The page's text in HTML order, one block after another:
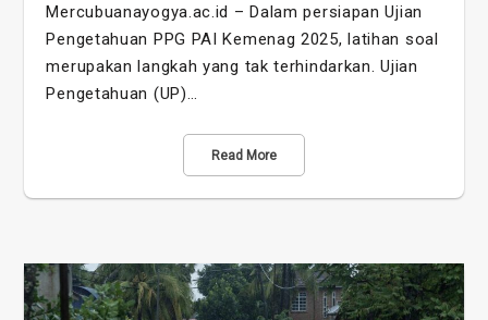
Mercubuanayogya.ac.id – Dalam persiapan Ujian
Pengetahuan PPG PAI Kemenag 2025, latihan soal
merupakan langkah yang tak terhindarkan. Ujian
Pengetahuan (UP)…
Read More